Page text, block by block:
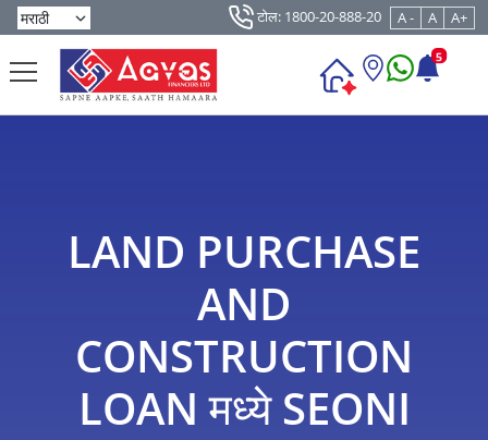
टोल: 1800-20-888-20 A - A A+
5
LAND PURCHASE
AND
CONSTRUCTION
LOAN मध्ये SEONI